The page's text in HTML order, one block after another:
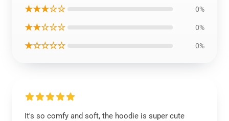
★★★☆☆ 0%
★★☆☆☆ 0%
★☆☆☆☆ 0%
It's so comfy and soft, the hoodie is super cute